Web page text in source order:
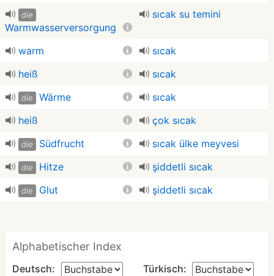
die
Warmwasserversorgung
sıcak su temini
warm
sıcak
heiß
sıcak
die Wärme
sıcak
heiß
çok sıcak
die Südfrucht sıcak ülke meyvesi
die Hitze şiddetli sıcak
die Glut şiddetli sıcak
Alphabetischer Index
Deutsch: Türkisch: